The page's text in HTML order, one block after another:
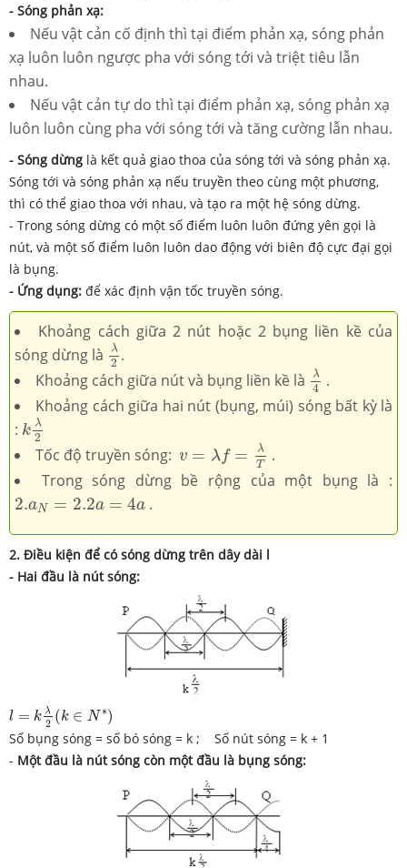
- Sóng phản xạ:
Nếu vật cản cố định thì tại điểm phản xạ, sóng phản
xạ luôn luôn ngược pha với sóng tới và triệt tiêu lẫn
nhau.
Nếu vật cản tự do thì tại điểm phản xạ, sóng phản xạ
luôn luôn cùng pha với sóng tới và tăng cường lẫn nhau.
- Sóng dừng là kết quả giao thoa của sóng tới và sóng phản xạ.
Sóng tới và sóng phản xạ nếu truyền theo cùng một phương,
thì có thể giao thoa với nhau, và tạo ra một hệ sóng dừng.
- Trong sóng dừng có một số điểm luôn luôn đứng yên gọi là
nút, và một số điểm luôn luôn dao động với biên độ cực đại gọi
là bụng.
- Ứng dụng: để xác định vận tốc truyền sóng.
Khoảng cách giữa 2 nút hoặc 2 bụng liền kề của
sóng dừng là
λ
2
λ2.
Khoảng cách giữa nút và bụng liền kề là
λ
4
λ4 .
Khoảng cách giữa hai nút (bụng, múi) sóng bất kỳ là
: k λ
2
k λ2
Tốc độ truyền sóng: v = λf =
λ
T
= λ
.
Trong sóng dừng bề rộng của một bụng là :
2.aN = 2.2a = 4a
2. aN =2.2 a= 4a .
2. Điều kiện để có sóng dừng trên dây dài l
- Hai đầu là nút sóng:
l = k λ
2 (k ∈ N ∗)
l= λ 2( k∈ ∗)
Số bụng sóng = số bó sóng = k ; Số nút sóng = k + 1
- Một đầu là nút sóng còn một đầu là bụng sóng: